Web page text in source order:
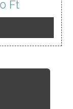
FtÁrtartomány:
142
-